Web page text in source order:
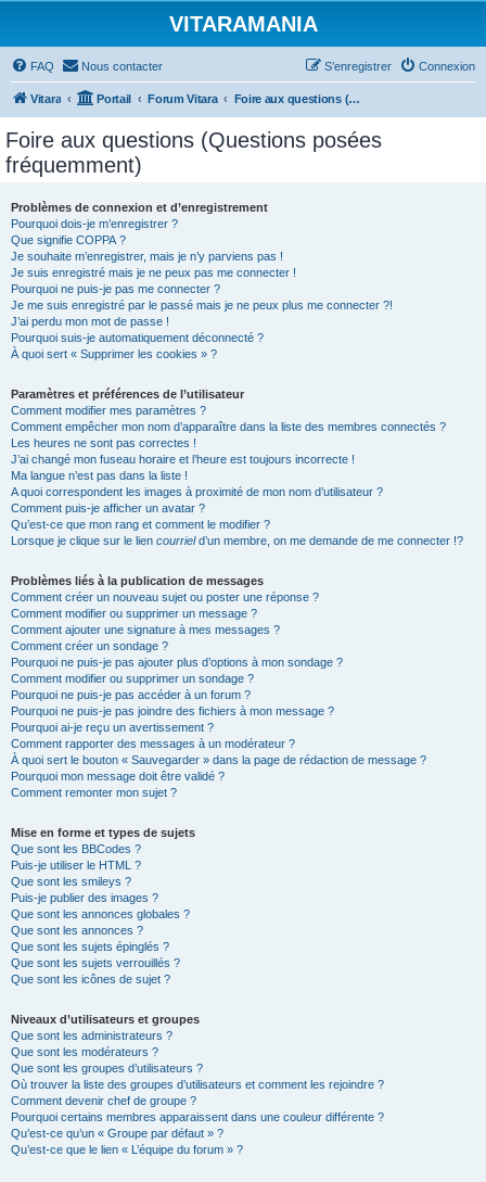
VITARAMANIA
FAQ Nous contacter Connexion
S’enregistrer
Vitara Portail Forum Vitara Foire aux questions (Questions posées fréquemment)
Foire aux questions (Questions posées
fréquemment)
Problèmes de connexion et d’enregistrement
Pourquoi dois-je m’enregistrer ?
Que signifie COPPA ?
Je souhaite m’enregistrer, mais je n’y parviens pas !
Je suis enregistré mais je ne peux pas me connecter !
Pourquoi ne puis-je pas me connecter ?
Je me suis enregistré par le passé mais je ne peux plus me connecter ?!
J’ai perdu mon mot de passe !
Pourquoi suis-je automatiquement déconnecté ?
À quoi sert « Supprimer les cookies » ?
Paramètres et préférences de l’utilisateur
Comment modifier mes paramètres ?
Comment empêcher mon nom d’apparaître dans la liste des membres connectés ?
Les heures ne sont pas correctes !
J’ai changé mon fuseau horaire et l’heure est toujours incorrecte !
Ma langue n’est pas dans la liste !
A quoi correspondent les images à proximité de mon nom d’utilisateur ?
Comment puis-je afficher un avatar ?
Qu’est-ce que mon rang et comment le modifier ?
Lorsque je clique sur le lien courrield’un membre, on me demande de me connecter !?
Problèmes liés à la publication de messages
Comment créer un nouveau sujet ou poster une réponse ?
Comment modifier ou supprimer un message ?
Comment ajouter une signature à mes messages ?
Comment créer un sondage ?
Pourquoi ne puis-je pas ajouter plus d’options à mon sondage ?
Comment modifier ou supprimer un sondage ?
Pourquoi ne puis-je pas accéder à un forum ?
Pourquoi ne puis-je pas joindre des fichiers à mon message ?
Pourquoi ai-je reçu un avertissement ?
Comment rapporter des messages à un modérateur ?
À quoi sert le bouton « Sauvegarder » dans la page de rédaction de message ?
Pourquoi mon message doit être validé ?
Comment remonter mon sujet ?
Mise en forme et types de sujets
Que sont les BBCodes ?
Puis-je utiliser le HTML ?
Que sont les smileys ?
Puis-je publier des images ?
Que sont les annonces globales ?
Que sont les annonces ?
Que sont les sujets épinglés ?
Que sont les sujets verrouillés ?
Que sont les icônes de sujet ?
Niveaux d’utilisateurs et groupes
Que sont les administrateurs ?
Que sont les modérateurs ?
Que sont les groupes d’utilisateurs ?
Où trouver la liste des groupes d’utilisateurs et comment les rejoindre ?
Comment devenir chef de groupe ?
Pourquoi certains membres apparaissent dans une couleur différente ?
Qu’est-ce qu’un « Groupe par défaut » ?
Qu’est-ce que le lien « L’équipe du forum » ?